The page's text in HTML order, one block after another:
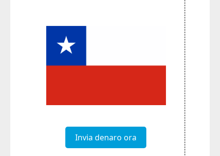
Invia denaro ora